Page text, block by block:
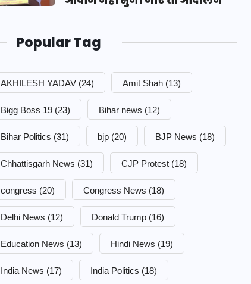
Popular Tag
AKHILESH YADAV (24) Amit Shah (13)
Bigg Boss 19 (23) Bihar news (12)
Bihar Politics (31) bjp (20) BJP News (18)
Chhattisgarh News (31) CJP Protest (18)
congress (20) Congress News (18)
Delhi News (12) Donald Trump (16)
Education News (13) Hindi News (19)
India News (17) India Politics (18)